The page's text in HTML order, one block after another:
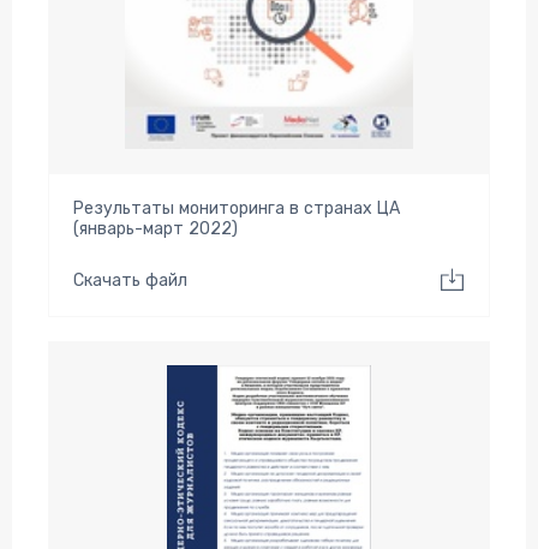
Результаты мониторинга в странах ЦА
(январь-март 2022)
Скачать файл